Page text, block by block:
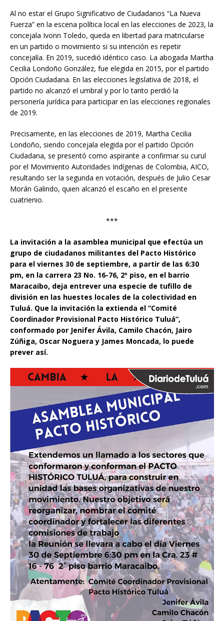
Al no estar el Grupo Significativo de Ciudadanos “La Nueva
Fuerza” en la escena política local en las elecciones de 2023, la
concejala Ivonn Toledo, queda en libertad para matricularse
en un partido o movimiento si su intención es repetir
concejalía. En 2019, sucedió idéntico caso. La abogada Martha
Cecilia Londoño González, fue elegida en 2015, por el partido
Opción Ciudadana. En las elecciones legislativa de 2018, el
partido no alcanzó el umbral y por lo tanto perdió la
personería jurídica para participar en las elecciones regionales
de 2019.
Precisamente, en las elecciones de 2019, Martha Cecilia
Londoño, siendo concejala elegida por el partido Opción
Ciudadana, se presentó como aspirante a confirmar su curul
por el Movimiento Autoridades Indígenas de Colombia, AICO,
resultando ser la segunda en votación, después de Julio Cesar
Morán Galindo, quien alcanzó el escaño en el presente
cuatrienio.
***
La invitación a la asamblea municipal que efectúa un
grupo de ciudadanos militantes del Pacto Histórico
para el viernes 30 de septiembre, a partir de las 6:30
pm, en la carrera 23 No. 16-76, 2º piso, en el barrio
Maracaibo, deja entrever una especie de tufillo de
división en las huestes locales de la colectividad en
Tuluá. Que la invitación la extienda el “Comité
Coordinador Provisional Pacto Histórico Tuluá”,
conformado por Jenifer Ávila, Camilo Chacón, Jairo
Zúñiga, Oscar Noguera y James Moncada, lo puede
prever así.